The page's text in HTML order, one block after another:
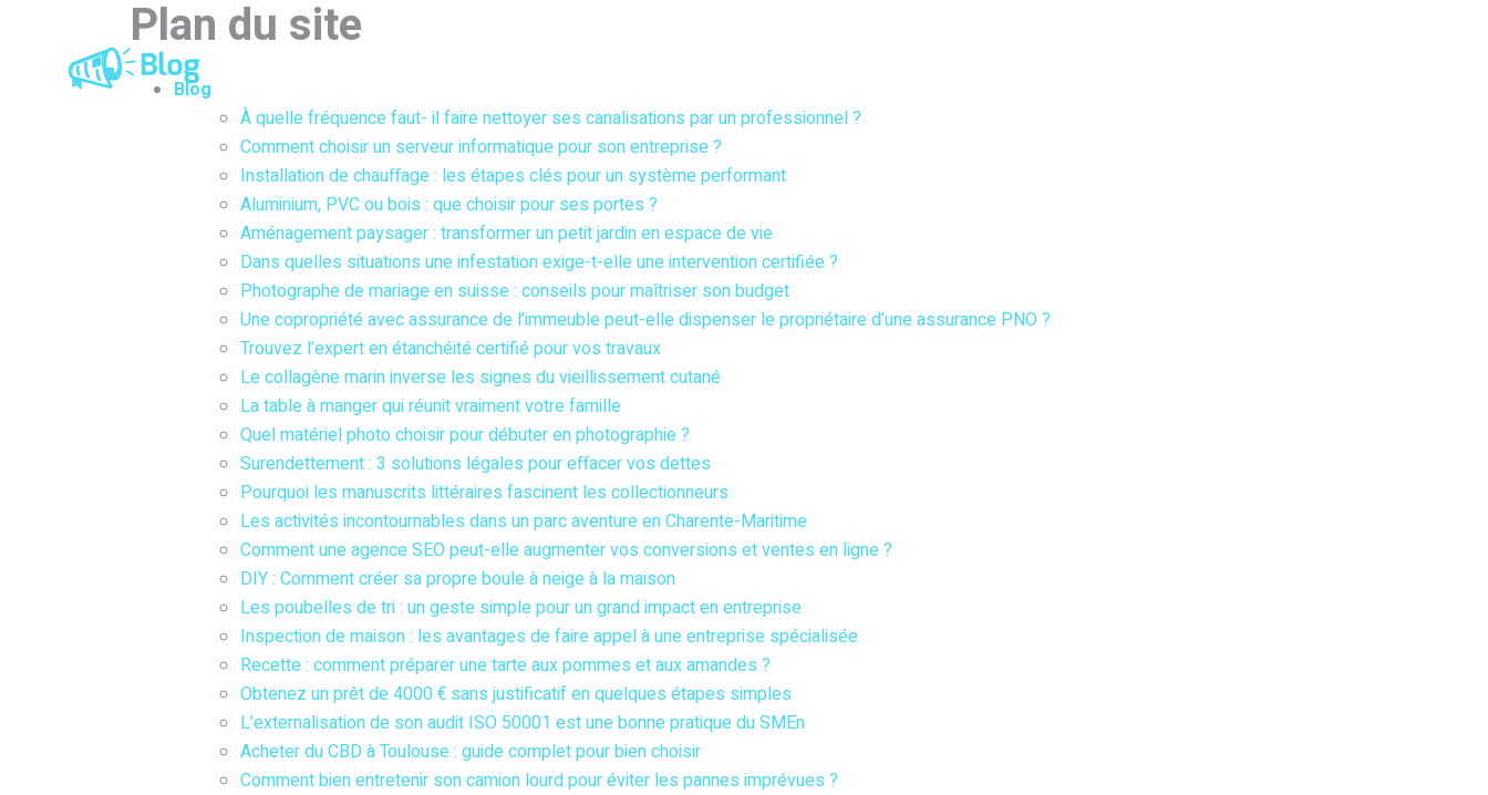
Plan du site
Blog
À quelle fréquence faut- il faire nettoyer ses canalisations par un professionnel ?
Comment choisir un serveur informatique pour son entreprise ?
Installation de chauffage : les étapes clés pour un système performant
Aluminium, PVC ou bois : que choisir pour ses portes ?
Aménagement paysager : transformer un petit jardin en espace de vie
Dans quelles situations une infestation exige-t-elle une intervention certifiée ?
Photographe de mariage en suisse : conseils pour maîtriser son budget
Une copropriété avec assurance de l’immeuble peut-elle dispenser le propriétaire d’une assurance PNO ?
Trouvez l’expert en étanchéité certifié pour vos travaux
Le collagène marin inverse les signes du vieillissement cutané
La table à manger qui réunit vraiment votre famille
Quel matériel photo choisir pour débuter en photographie ?
Surendettement : 3 solutions légales pour effacer vos dettes
Pourquoi les manuscrits littéraires fascinent les collectionneurs
Les activités incontournables dans un parc aventure en Charente-Maritime
Comment une agence SEO peut-elle augmenter vos conversions et ventes en ligne ?
DIY : Comment créer sa propre boule à neige à la maison
Les poubelles de tri : un geste simple pour un grand impact en entreprise
Inspection de maison : les avantages de faire appel à une entreprise spécialisée
Recette : comment préparer une tarte aux pommes et aux amandes ?
Obtenez un prêt de 4000 € sans justificatif en quelques étapes simples
L’externalisation de son audit ISO 50001 est une bonne pratique du SMEn
Acheter du CBD à Toulouse : guide complet pour bien choisir
Comment bien entretenir son camion lourd pour éviter les pannes imprévues ?